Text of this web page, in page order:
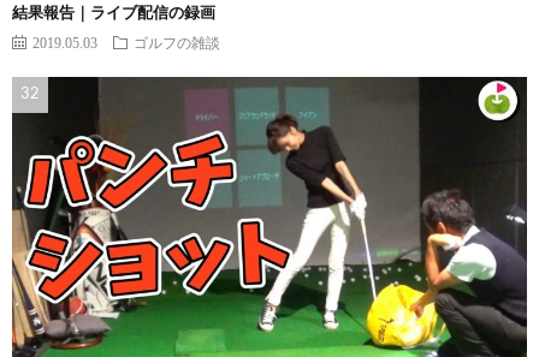
結果報告｜ライブ配信の録画
2019.05.03 ゴルフの雑談